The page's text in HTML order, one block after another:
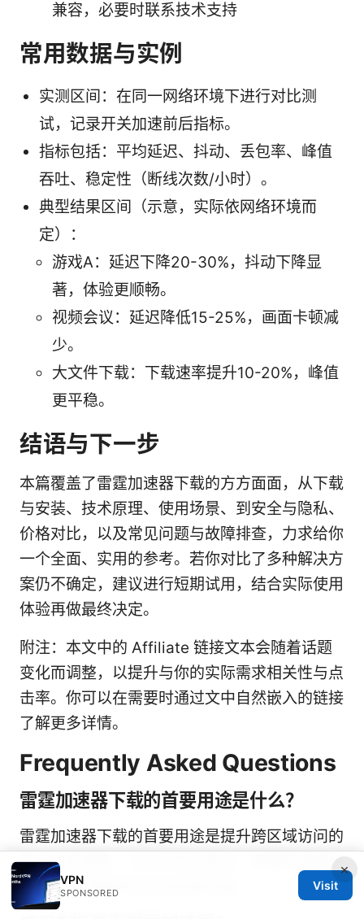
兼容，必要时联系技术支持
常用数据与实例
实测区间：在同一网络环境下进行对比测
试，记录开关加速前后指标。
指标包括：平均延迟、抖动、丢包率、峰值
吞吐、稳定性（断线次数/小时）。
典型结果区间（示意，实际依网络环境而
定）：
游戏A：延迟下降20-30%，抖动下降显
著，体验更顺畅。
视频会议：延迟降低15-25%，画面卡顿减
少。
大文件下载：下载速率提升10-20%，峰值
更平稳。
结语与下一步
本篇覆盖了雷霆加速器下载的方方面面，从下载
与安装、技术原理、使用场景、到安全与隐私、
价格对比，以及常见问题与故障排查，力求给你
一个全面、实用的参考。若你对比了多种解决方
案仍不确定，建议进行短期试用，结合实际使用
体验再做最终决定。
附注：本文中的 Affiliate 链接文本会随着话题
变化而调整，以提升与你的实际需求相关性与点
击率。你可以在需要时通过文中自然嵌入的链接
了解更多详情。
Frequently Asked Questions
雷霆加速器下载的首要用途是什么？
雷霆加速器下载的首要用途是提升跨区域访问的
稳定性和速度，尤其对在线游戏、直播和视频会
议等对延迟敏感的应用效果显著。
×
VPN
SPONSORED
Visit